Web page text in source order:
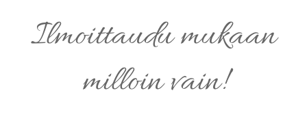
Ilmoittaudu mukaan
milloin vain!